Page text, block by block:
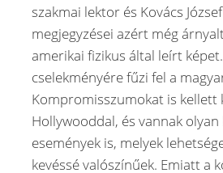
szakmai lektor és Kovács
megjegyzései azért még
amerikai fizikus által leírt
cselekményére fűzi fel a
Kompromisszumokat is kellett
Hollywooddal, és vannak
események is, melyek
kevéssé valószínűek. Emiatt a